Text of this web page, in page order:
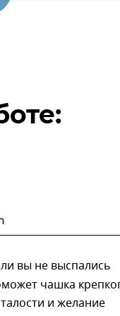
вы не выспались
чашка
и желание